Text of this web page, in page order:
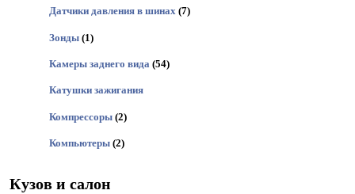
Датчики давления в шинах (7)
Зонды (1)
Камеры заднего вида (54)
Катушки зажигания
Компрессоры (2)
Компьютеры (2)
Кузов и салон